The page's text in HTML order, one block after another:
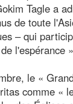
Tagle a
de toute
– qui
l'espérance
le «
comme «